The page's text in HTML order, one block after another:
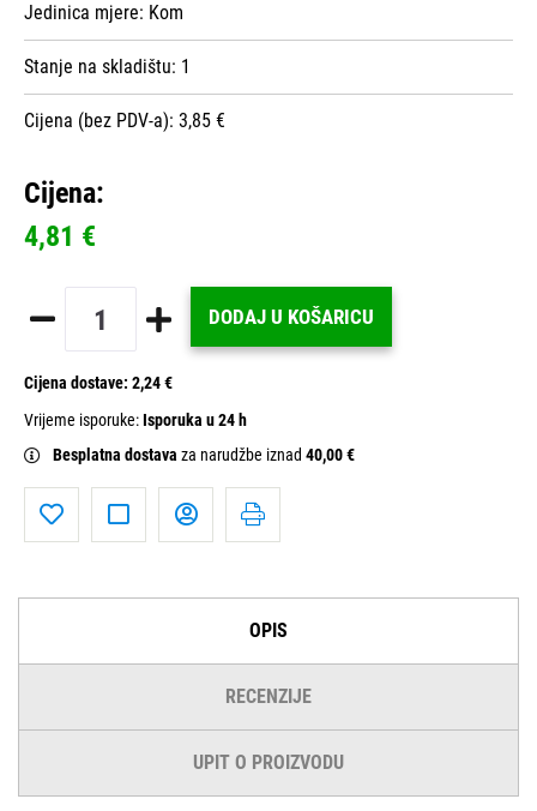
Jedinica mjere: Kom
Stanje na skladištu: 1
Cijena (bez PDV-a): 3,85 €
Cijena:
4,81 €
DODAJ U KOŠARICU
Cijena dostave: 2,24 €
Vrijeme isporuke:Isporuka u 24 h
Besplatna dostava za narudžbe iznad 40,00 €
OPIS
RECENZIJE
UPIT O PROIZVODU